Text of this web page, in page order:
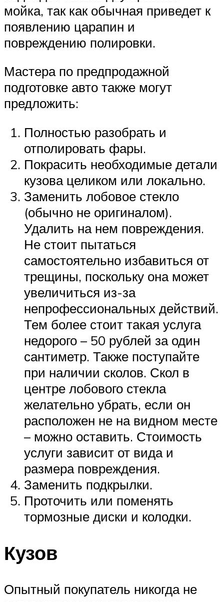
мойка, так как обычная приведет к
появлению царапин и
повреждению полировки.
Мастера по предпродажной
подготовке авто также могут
предложить:
Полностью разобрать и
отполировать фары.
Покрасить необходимые детали
кузова целиком или локально.
Заменить лобовое стекло
(обычно не оригиналом).
Удалить на нем повреждения.
Не стоит пытаться
самостоятельно избавиться от
трещины, поскольку она может
увеличиться из-за
непрофессиональных действий.
Тем более стоит такая услуга
недорого – 50 рублей за один
сантиметр. Также поступайте
при наличии сколов. Скол в
центре лобового стекла
желательно убрать, если он
расположен не на видном месте
– можно оставить. Стоимость
услуги зависит от вида и
размера повреждения.
Заменить подкрылки.
Проточить или поменять
тормозные диски и колодки.
Кузов
Опытный покупатель никогда не